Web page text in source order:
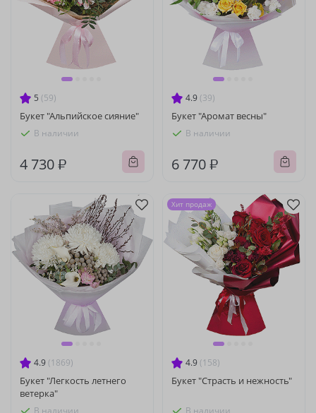
5 (59)
Букет "Альпийское сияние"
В наличии
4 730 ₽
4.9 (39)
Букет "Аромат весны"
В наличии
6 770 ₽
4.9 (1869)
Букет "Легкость летнего
ветерка"
В наличии
4.9 (158)
Букет "Страсть и нежность"
В наличии
Хит продаж